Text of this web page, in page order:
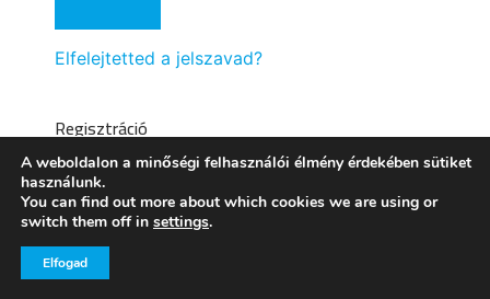
Elfelejtetted a jelszavad?
Regisztráció
A weboldalon a minőségi felhasználói élmény érdekében sütiket
használunk.
You can find out more about which cookies we are using or
switch them off in settings.
Elfogad